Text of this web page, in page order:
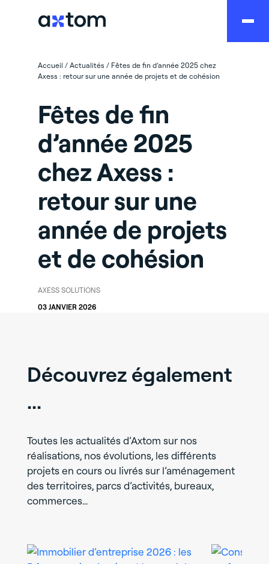
Accueil / Actualités / Fêtes de fin d’année 2025 chez
Axess : retour sur une année de projets et de cohésion
Fêtes de fin
d’année 2025
chez Axess :
retour sur une
année de projets
et de cohésion
AXESS SOLUTIONS
03 JANVIER 2026
Découvrez également
...
Toutes les actualités d’Axtom sur nos
réalisations, nos évolutions, les différents
projets en cours ou livrés sur l’aménagement
des territoires, parcs d’activités, bureaux,
commerces…